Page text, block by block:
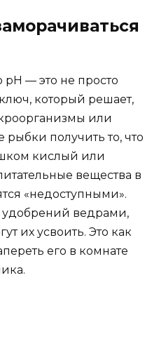
— это не просто
который решает,
или
получить то, что
кислый или
вещества в
«недоступными».
ведрами,
их усвоить. Это как
его в комнате